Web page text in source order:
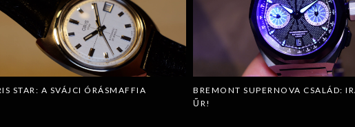
STAR: A SVÁJCI ÓRÁSMAFFIA
BREMONT SUPERNOVA CSALÁD:
ŰR!